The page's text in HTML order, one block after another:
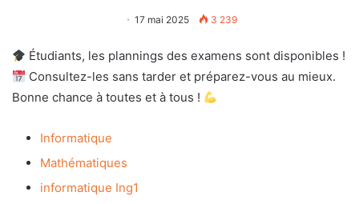
17 mai 2025 3 239
Étudiants, les plannings des examens sont disponibles !
Consultez-les sans tarder et préparez-vous au mieux.
Bonne chance à toutes et à tous !
Informatique
Mathématiques
informatique Ing1